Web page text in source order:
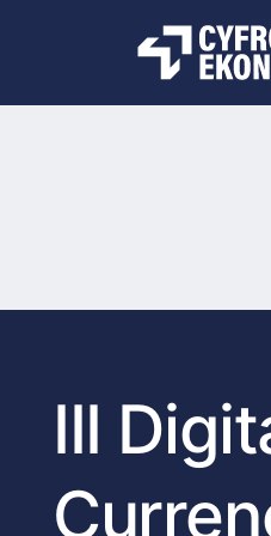
III